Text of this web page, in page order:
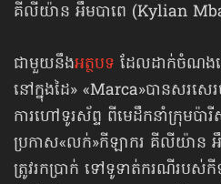
គីលីយ៉ាន អឹមបាពេ (Kylian
ជាមួយនឹងអត្ថបទ ដែលដាក់ចំណង
នៅក្នុងដៃ» «Marca»បានសរសេ
ការហៅទូរស័ព្ទ ពីមេដឹកនាំក្រុមប៉ា
ប្រកាស«លក់»កីឡាករ គីលីយ៉ាន
ត្រូវរកប្រាក់ ទៅទូទាត់ករណីរប